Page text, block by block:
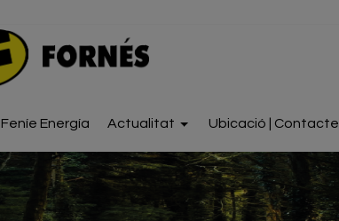
Feníe Energía Actualitat Ubicació | Contacte